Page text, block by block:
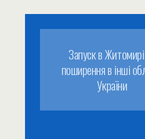
Запуск в
поширення в інші
України